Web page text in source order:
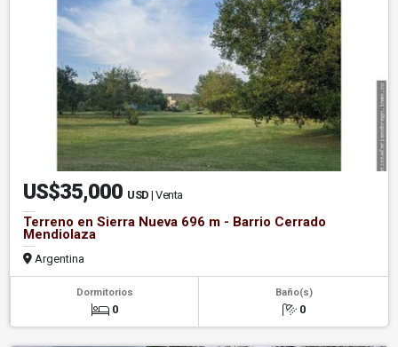
US$35,000 USD | Venta
Terreno en Sierra Nueva 696 m - Barrio Cerrado
Mendiolaza
Argentina
Dormitorios
0
Baño(s)
0